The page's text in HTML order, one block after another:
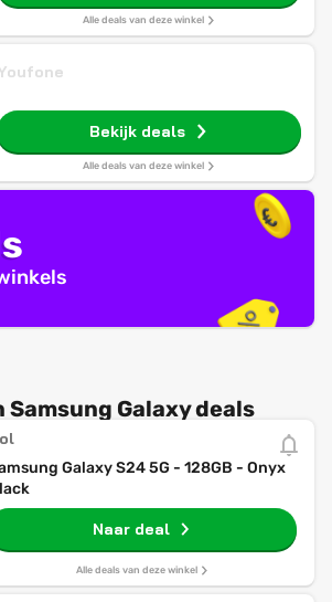
Alle deals van deze winkel
Bekijk deals
Alle deals van deze winkel
Samsung Galaxy deals
Galaxy S24 5G - 128GB - Onyx
Naar deal
Alle deals van deze winkel